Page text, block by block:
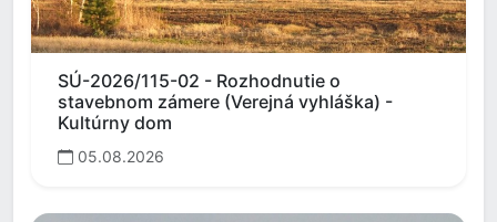
SÚ-2026/115-02 - Rozhodnutie o
stavebnom zámere (Verejná vyhláška) -
Kultúrny dom
05.08.2026